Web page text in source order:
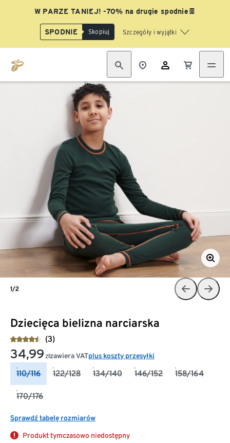
W PARZE TANIEJ! -70% na drugie spodnie👖
SPODNIE Skopiuj Szczegóły i wyjątki
Dziecięca bielizna narciarska
(3)
34,99 złzawiera VATplus koszty przesyłki
110/116 122/128 134/140 146/152 158/164
170/176
Sprawdź tabelę rozmiarów
Produkt tymczasowo niedostępny
1/2